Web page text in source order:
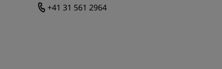
+41 31 561 2964